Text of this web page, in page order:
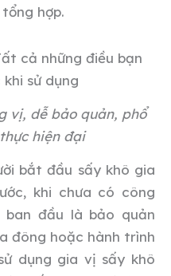
hợp.
vị, dễ bảo quản, phổ
hiện đại
bắt đầu sấy khô gia
khi chưa có công
ban đầu là bảo quản
đông hoặc hành trình
dụng gia vị sấy khô